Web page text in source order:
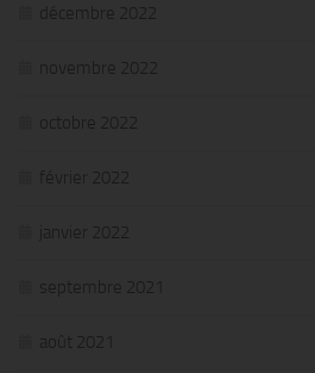
décembre 2022
novembre 2022
octobre 2022
février 2022
janvier 2022
septembre 2021
août 2021